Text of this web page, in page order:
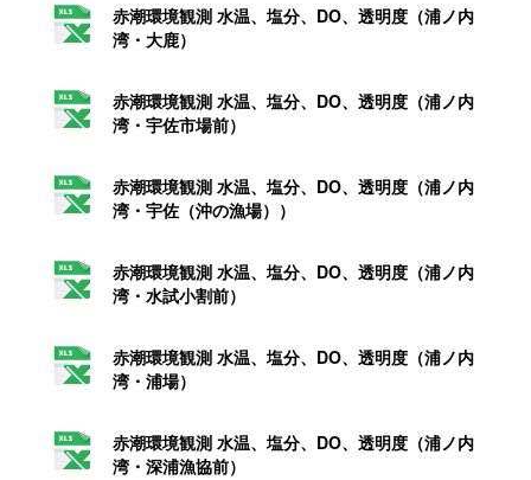
赤潮環境観測 水温、塩分、DO、透明度（浦ノ内
湾・大鹿）
赤潮環境観測 水温、塩分、DO、透明度（浦ノ内
湾・宇佐市場前）
赤潮環境観測 水温、塩分、DO、透明度（浦ノ内
湾・宇佐（沖の漁場））
赤潮環境観測 水温、塩分、DO、透明度（浦ノ内
湾・水試小割前）
赤潮環境観測 水温、塩分、DO、透明度（浦ノ内
湾・浦場）
赤潮環境観測 水温、塩分、DO、透明度（浦ノ内
湾・深浦漁協前）